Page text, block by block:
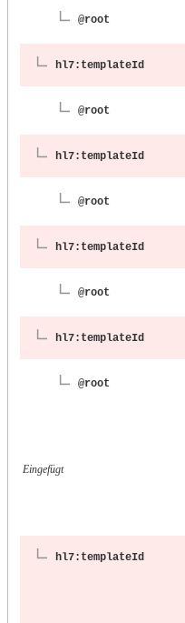
@root
hl7:templateId
@root
hl7:templateId
@root
hl7:templateId
@root
hl7:templateId
@root
Eingefügt
hl7:templateId